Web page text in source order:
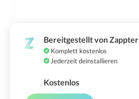
Bereitgestellt von Zappter
Komplett kostenlos
Jederzeit deinstallieren
Kostenlos